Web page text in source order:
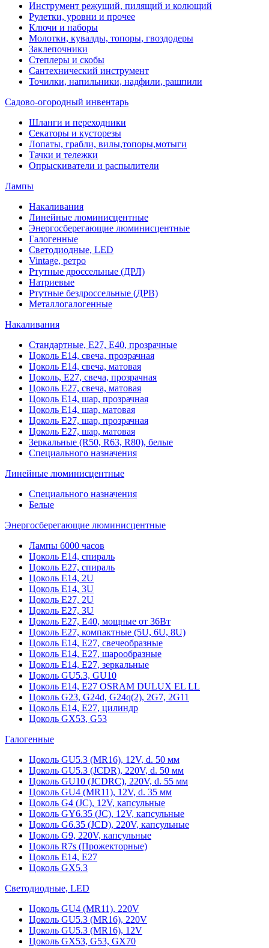
Инструмент режущий, пилящий и колющий
Рулетки, уровни и прочее
Ключи и наборы
Молотки, кувалды, топоры, гвоздодеры
Заклепочники
Степлеры и скобы
Сантехнический инструмент
Точилки, напильники, надфили, рашпили
Садово-огородный инвентарь
Шланги и переходники
Секаторы и кусторезы
Лопаты, грабли, вилы,топоры,мотыги
Тачки и тележки
Опрыскиватели и распылители
Лампы
Накаливания
Линейные люминисцентные
Энергосберегающие люминисцентные
Галогенные
Светодиодные, LED
Vintage, ретро
Ртутные дроссельные (ДРЛ)
Натриевые
Ртутные бездроссельные (ДРВ)
Металлогалогенные
Накаливания
Стандартные, Е27, Е40, прозрачные
Цоколь Е14, свеча, прозрачная
Цоколь Е14, свеча, матовая
Цоколь, Е27, свеча, прозрачная
Цоколь Е27, свеча, матовая
Цоколь Е14, шар, прозрачная
Цоколь Е14, шар, матовая
Цоколь Е27, шар, прозрачная
Цоколь Е27, шар, матовая
Зеркальные (R50, R63, R80), белые
Специального назначения
Линейные люминисцентные
Специального назначения
Белые
Энергосберегающие люминисцентные
Лампы 6000 часов
Цоколь Е14, спираль
Цоколь Е27, спираль
Цоколь Е14, 2U
Цоколь Е14, 3U
Цоколь Е27, 2U
Цоколь Е27, 3U
Цоколь Е27, Е40, мощные от 36Вт
Цоколь Е27, компактные (5U, 6U, 8U)
Цоколь Е14, Е27, свечеобразные
Цоколь Е14, Е27, шарообразные
Цоколь Е14, Е27, зеркальные
Цоколь GU5.3, GU10
Цоколь Е14, Е27 OSRAM DULUX EL LL
Цоколь G23, G24d, G24q(2), 2G7, 2G11
Цоколь Е14, Е27, цилиндр
Цоколь GX53, G53
Галогенные
Цоколь GU5.3 (MR16), 12V, d. 50 мм
Цоколь GU5.3 (JCDR), 220V, d. 50 мм
Цоколь GU10 (JCDRC), 220V, d. 55 мм
Цоколь GU4 (MR11), 12V, d. 35 мм
Цоколь G4 (JC), 12V, капсульные
Цоколь GY6.35 (JC), 12V, капсульные
Цоколь G6.35 (JCD), 220V, капсульные
Цоколь G9, 220V, капсульные
Цоколь R7s (Прожекторные)
Цоколь E14, E27
Цоколь GX5.3
Светодиодные, LED
Цоколь GU4 (MR11), 220V
Цоколь GU5.3 (MR16), 220V
Цоколь GU5.3 (MR16), 12V
Цоколь GX53, G53, GX70